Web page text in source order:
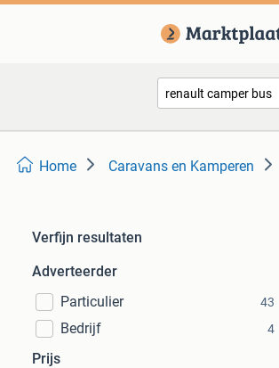
Home Caravans en Kamperen
Verfijn resultaten
Adverteerder
Particulier
43
Bedrijf 4
Prijs